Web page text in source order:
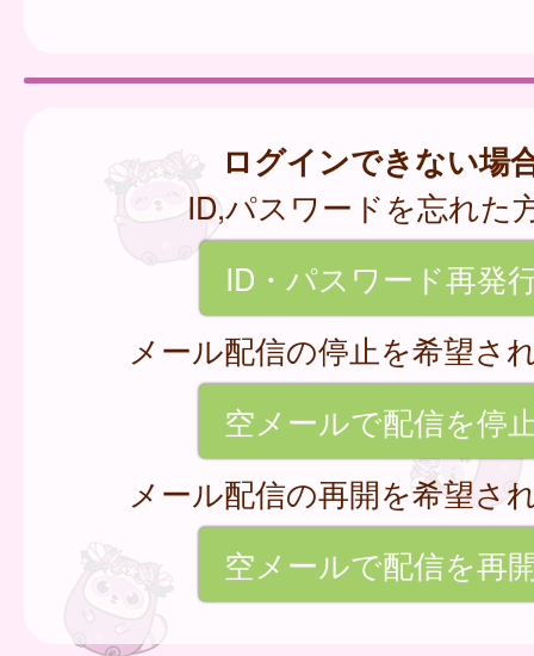
ログインできない場
ID,パスワードを忘れた
ID・パスワード再発
メール配信の停止を希望さ
空メールで配信を停
メール配信の再開を希望さ
空メールで配信を再